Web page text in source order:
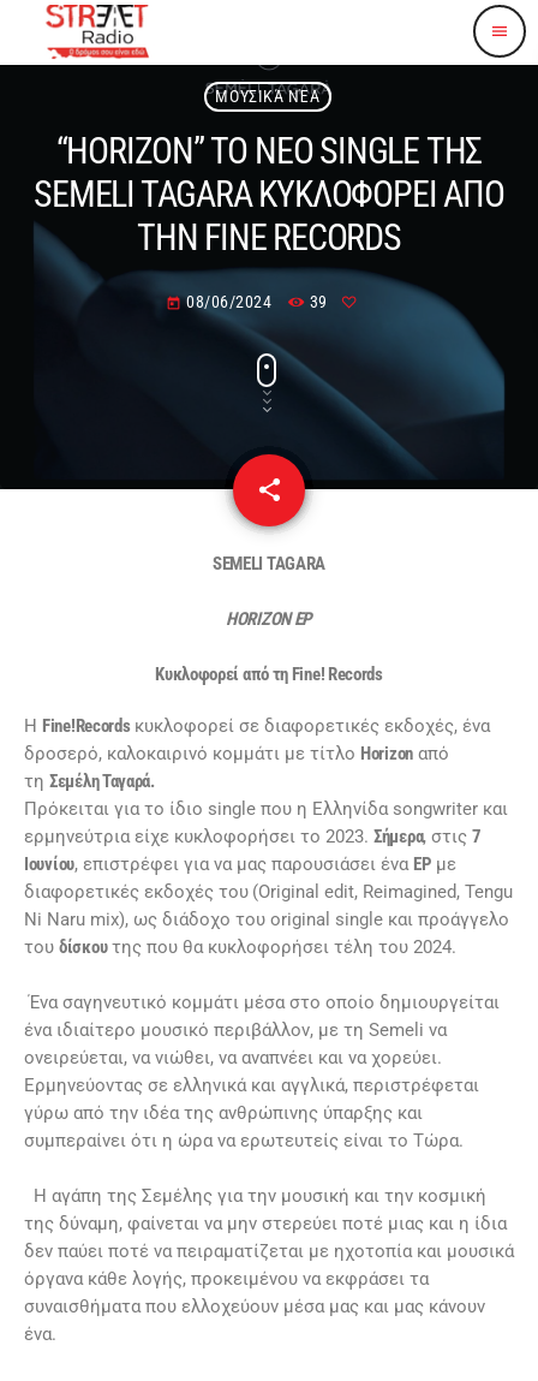
menu
ΜΟΥΣΙΚΆ ΝΈΑ
“HORIZON” TO NEO SINGLE ΤΗΣ
SEMELI TAGARA ΚΥΚΛΟΦΟΡΕΙ ΑΠΟ
ΤΗΝ FINE RECORDS
today 08/06/2024 39
share
email
SEMELI TAGARA
HORIZON EP
Κυκλοφορεί από τη Fine! Records
Η Fine!Recordsκυκλοφορεί σε διαφορετικές εκδοχές, ένα
δροσερό, καλοκαιρινό κομμάτι με τίτλο Horizonαπό
τη Σεμέλη Ταγαρά.
Πρόκειται για το ίδιο single που η Ελληνίδα songwriter και
ερμηνεύτρια είχε κυκλοφορήσει το 2023. Σήμερα, στις7
Ιουνίου, επιστρέφει για να μας παρουσιάσει ένα EP με
διαφορετικές εκδοχές του (Original edit, Reimagined, Tengu
Ni Naru mix), ως διάδοχο του original single και προάγγελο
του δίσκουτης που θα κυκλοφορήσει τέλη του 2024.
Ένα σαγηνευτικό κομμάτι μέσα στο οποίο δημιουργείται
ένα ιδιαίτερο μουσικό περιβάλλον, με τη Semeli να
ονειρεύεται, να νιώθει, να αναπνέει και να χορεύει.
Ερμηνεύοντας σε ελληνικά και αγγλικά, περιστρέφεται
γύρω από την ιδέα της ανθρώπινης ύπαρξης και
συμπεραίνει ότι η ώρα να ερωτευτείς είναι το Τώρα.
Η αγάπη της Σεμέλης για την μουσική και την κοσμική
της δύναμη, φαίνεται να μην στερεύει ποτέ μιας και η ίδια
δεν παύει ποτέ να πειραματίζεται με ηχοτοπία και μουσικά
όργανα κάθε λογής, προκειμένου να εκφράσει τα
συναισθήματα που ελλοχεύουν μέσα μας και μας κάνουν
ένα.